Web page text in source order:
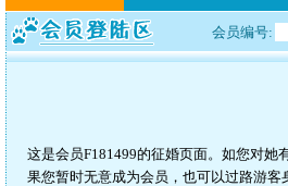
会员编号:
这是会员F181499的征婚页面。如您对
果您暂时无意成为会员，也可以过路游客